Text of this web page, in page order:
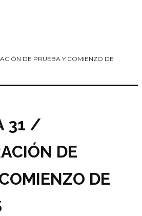
DE PRUEBA Y COMIENZO DE
31 /
DE
DE